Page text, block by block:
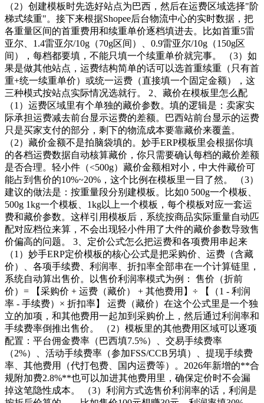
（2）创建模板时先选好站点为巴西，然后在运费区域选择"阶
梯式续重"。接下来根据Shopee后台物流中心的实时数据，把
各重量区间的首重费用和续重单价逐档填进去。比如首重5雷
亚尔、1.4雷亚尔/10g（70g区间）、0.9雷亚尔/10g（150g区
间），每档都要填，不能只填一个续重单价就完事。 （3）如
果是做其他站点，运费结构简单的话可以选首重续重（只有首
重+统一续重单价）或统一运费（直接填一个固定金额），这
三种模式按站点实际情况选就行。 2、藏价在模板里怎么配
（1）运费区域里有个单独的藏价参数。填的逻辑是：卖家实
际承担运费减去前台显示运费的差额。巴西站前台显示的运费
只是买家支付的部分，剩下的物流成本要靠藏价来覆盖。
（2）藏价金额不是拍脑袋填的。妙手ERP模板里会根据你填
的各档运费数据自动核算藏价，你只需要确认每档的藏价差额
是否合理。轻小件（<500g）藏价金额相对小，中大件藏价可
能占到售价的10%~20%，这个比例在模板里一目了然。 （3）
建议的做法是：按重量段分别建模板。比如0 500g一个模板、
500g 1kg一个模板、1kg以上一个模板，每个模板对应一套运
费和藏价参数。这样引用模板后，系统按商品实际重量自动匹
配对应档位来算，不会出现轻小件用了大件的藏价参数导致售
价偏高的问题。 3、定价公式怎么把运费和各项费用串起来
（1）妙手ERP定价模板的核心公式是把采购价、运费（含藏
价）、各项手续费、利润率、折扣率全部串在一个计算链里，
系统自动算出售价。以售价利润率模式为例： 售价（折前
价）= 【采购价 + 运费（藏价） + 其他费用】÷ 【（1 - 利润
率 - 手续费）× 折扣率】 运费（藏价）在这个公式里是一个独
立的加项，和其他费用一起加到采购价上，然后通过利润率和
手续费率倒推出售价。 （2）模板里的其他费用区域可以逐项
配置：平台佣金费率（巴西填7.5%）、交易手续费率
（2%）、活动手续费率（参加FSS/CCB另填）、提现手续费
率、其他费用（代打包费、国内运费等）。2026年新增的**合
规附加费2.8%**也可以加进其他费用里，确保定价时不会漏
掉这笔隐性成本。 （3）利润方式选售价利润率的话，利润是